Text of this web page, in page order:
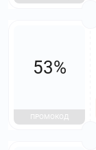
53%
ПРОМОКОД